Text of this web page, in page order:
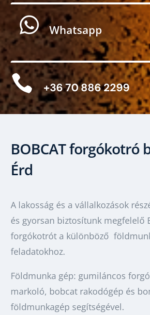
 Whatsapp
 +36 70 886 2299
BOBCAT forgókotró
Érd
A lakosság és a vállalkozások
és gyorsan biztosítunk megfelelő
forgókotrót a különböző
feladatokhoz.
Földmunka gép: gumiláncos
markoló, bobcat rakodógép és
földmunkagép segítségével.